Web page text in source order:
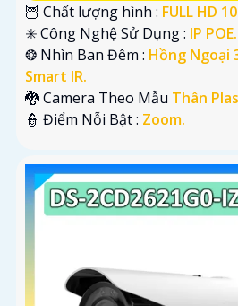
🦉 Chất lượng hình : FULL HD
✳️ Công Nghệ Sử Dụng : IP POE.
❂ Nhìn Ban Đêm : Hồng Ngoại
Smart IR.
🐉️ Camera Theo Mẫu Thân
️👮 Điểm Nỗi Bật : Zoom.